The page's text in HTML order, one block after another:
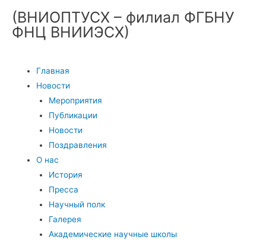
(ВНИОПТУСХ – филиал ФГБНУ
ФНЦ ВНИИЭСХ)
Главная
Новости
Мероприятия
Публикации
Новости
Поздравления
О нас
История
Пресса
Научный полк
Галерея
Академические научные школы